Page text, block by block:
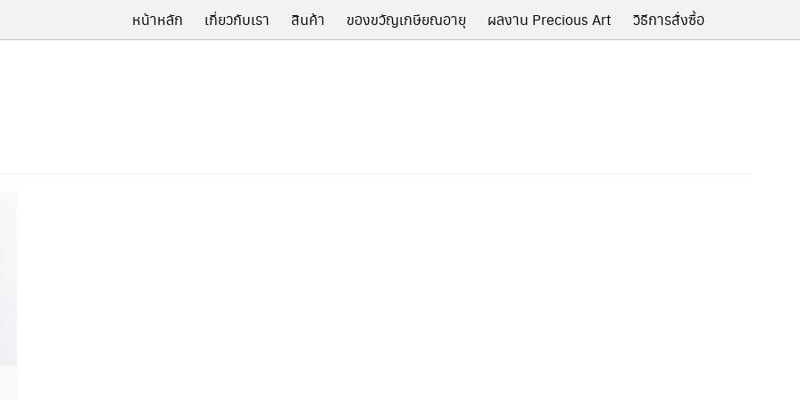
หน้าหลัก เกี่ยวกับเรา สินค้า ของขวัญเกษียณอายุ ผลงาน Precious Art วิธีการสั่งซื้อ